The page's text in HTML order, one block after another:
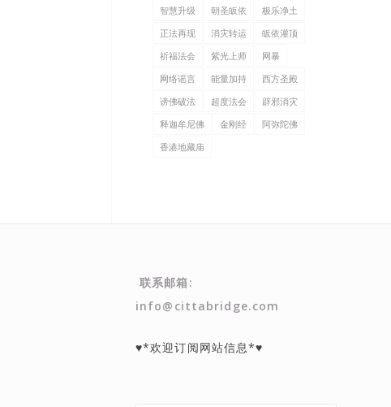
智慧升级
朝圣皈依
极乐净土
正法再现
消灾转运
皈依灌顶
祈福法会
紫光上师
网暴
网络谣言
能量加持
西方圣殿
谤佛破法
超度法会
辟邪消灾
释迦牟尼佛
金刚经
阿弥陀佛
香港地藏庙
联系邮箱:
info@cittabridge.com
♥*欢迎订阅网站信息*♥